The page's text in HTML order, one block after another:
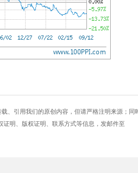
、引用我们的原创内容，但请严格注明来源；同
明、版权证明、联系方式等信息，发邮件至